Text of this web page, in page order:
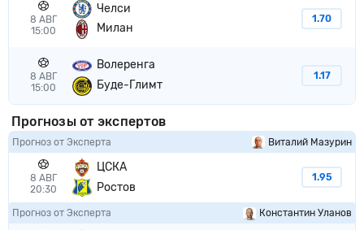
8 АВГ
15:00
Челси
Милан
1.70
8 АВГ
15:00
Волеренга
Буде-Глимт
1.17
Прогнозы от экспертов
Прогноз от Эксперта Виталий Мазурин
8 АВГ
20:30
ЦСКА
Ростов
1.95
Прогноз от Эксперта Константин Уланов